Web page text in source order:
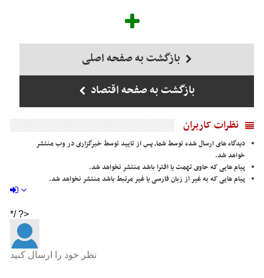
بازگشت به صفحه اصلی
بازگشت به صفحه اقتصاد
نظرات کاربران
دیدگاه های ارسال شده توسط شما، پس از تایید توسط خبرگزاری در وب منتشر
خواهد شد.
پیام هایی که حاوی تهمت یا افترا باشد منتشر نخواهد شد.
پیام هایی که به غیر از زبان فارسی یا غیر مرتبط باشد منتشر نخواهد شد.